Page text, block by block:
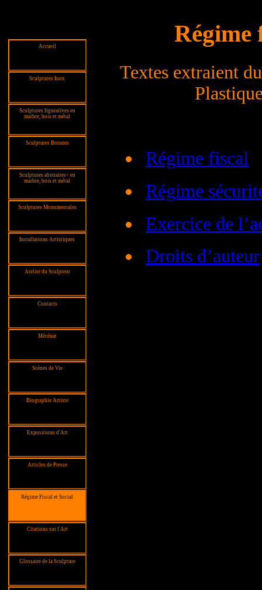
Accueil
Sculptures Inox
Sculptures figuratives en
marbre, bois et métal
Sculptures Bronzes
Sculptures abstraites< en
marbre, bois et métal
Sculptures Monumentales
Installations Artistiques
Atelier du Sculpteur
Contacts
Mécénat
Scènes de Vie
Biographie Artiste
Expositions d'Art
Articles de Presse
Régime Fiscal et Social
Citations sur l'Art
Glossaire de la Sculpture
Régime
Textes extraient
Régime fiscal
Régime
Exercice de
Droits d’auteur